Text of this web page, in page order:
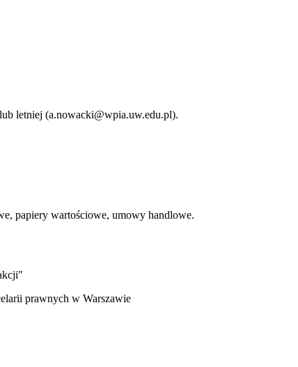
letniej (a.nowacki@wpia.uw.edu.pl).
papiery wartościowe, umowy handlowe.
prawnych w Warszawie